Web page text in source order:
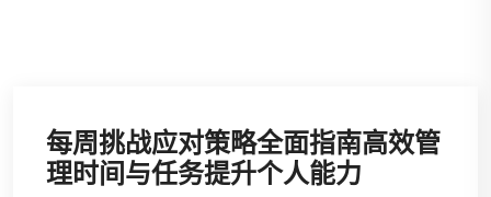
每周挑战应对策略全面指南高效管
理时间与任务提升个人能力